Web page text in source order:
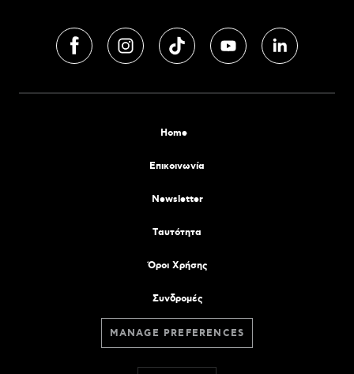
Home
Επικοινωνία
Newsletter
Tαυτότητα
Όροι Χρήσης
Συνδρομές
MANAGE PREFERENCES